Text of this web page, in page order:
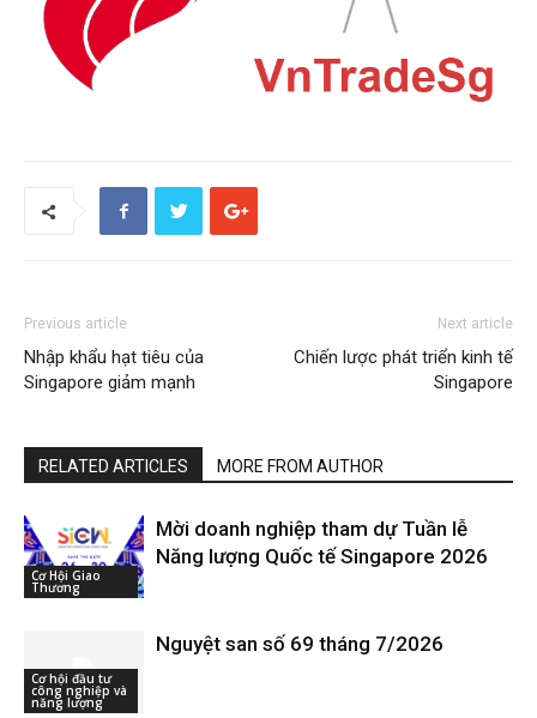
Previous article
Nhập khẩu hạt tiêu của
Singapore giảm mạnh
Next article
Chiến lược phát triển kinh tế
Singapore
RELATED ARTICLES MORE FROM AUTHOR
Cơ Hội Giao
Thương
Mời doanh nghiệp tham dự Tuần lễ
Năng lượng Quốc tế Singapore 2026
Cơ hội đầu tư
công nghiệp và
năng lượng
Nguyệt san số 69 tháng 7/2026